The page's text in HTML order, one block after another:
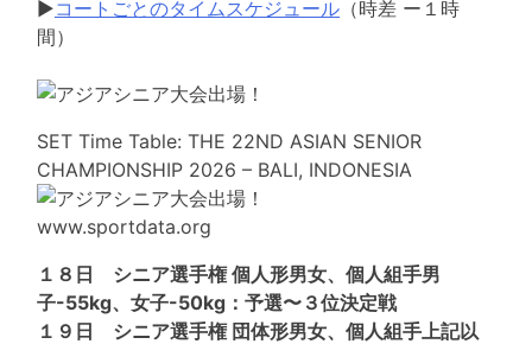
▶︎コートごとのタイムスケジュール （時差 ー１時
間）
SET Time Table: THE 22ND ASIAN SENIOR
CHAMPIONSHIP 2026 – BALI, INDONESIA
www.sportdata.org
１８日 シニア選手権 個人形男女、個人組手男
子-55kg、女子-50kg：予選〜３位決定戦
１９日 シニア選手権 団体形男女、個人組手上記以